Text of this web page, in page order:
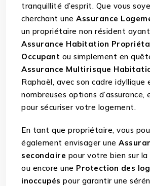
tranquillité d’esprit. Que vous
cherchant uneAssurance
un propriétaire non résident ayant
Assurance Habitation
Occupant ou simplement en
Assurance Multirisque
Raphaël, avec son cadre idyllique
nombreuses options d’assurance,
pour sécuriser votre logement.
En tant que propriétaire, vous
également envisager une
secondaire pour votre bien sur la
ou encore une Protection des
inoccupés pour garantir une